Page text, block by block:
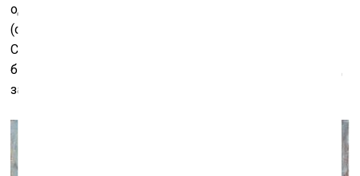
одарённые художники, к примеру, Авдей Тер-Оганян
(однако, в отличие от него, Россин не допускает игры).
Соломон Россин выстраивает свою жизнь и
биографию художника по романтической канве вслед
за своими героями, художниками-модернистами.